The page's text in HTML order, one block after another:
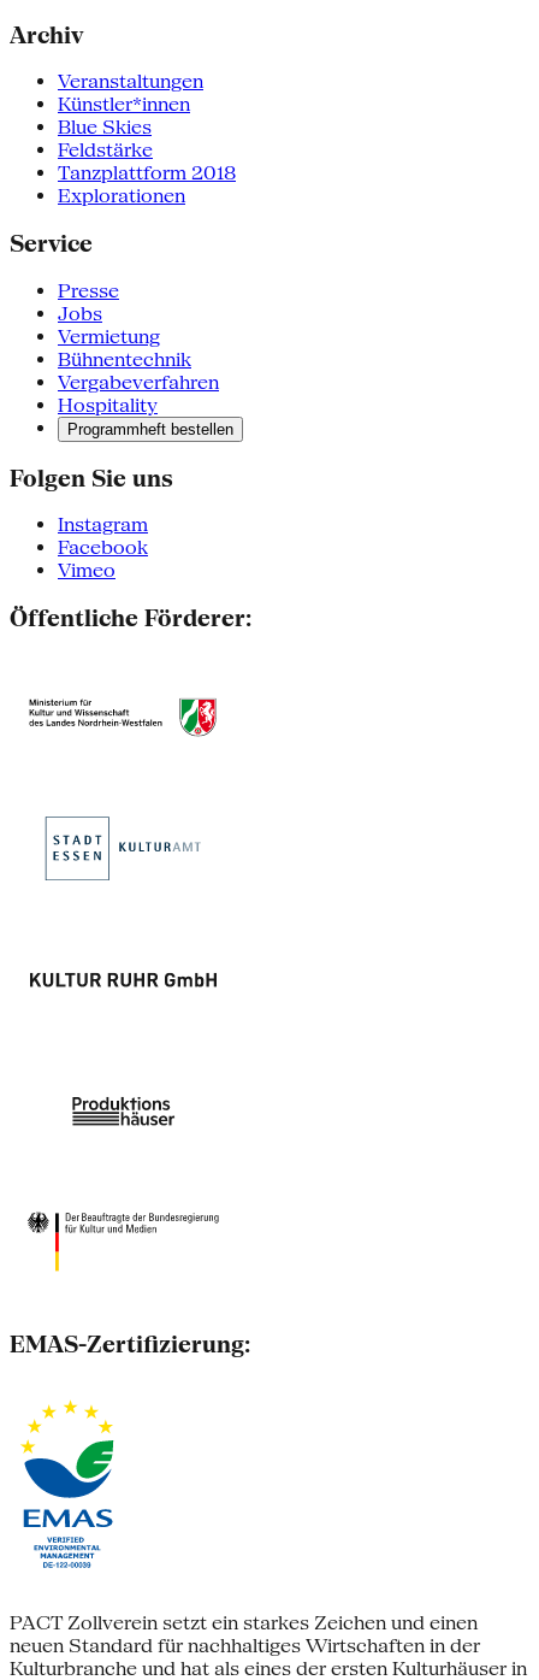
Archiv
Veranstaltungen
Künstler*innen
Blue Skies
Feldstärke
Tanzplattform 2018
Explorationen
Service
Presse
Jobs
Vermietung
Bühnentechnik
Vergabeverfahren
Hospitality
Programmheft bestellen
Folgen Sie uns
Instagram
Facebook
Vimeo
Öffentliche Förderer:
EMAS-Zertifizierung:
PACT Zollverein setzt ein starkes Zeichen und einen
neuen Standard für nachhaltiges Wirtschaften in der
Kulturbranche und hat als eines der ersten Kulturhäuser in